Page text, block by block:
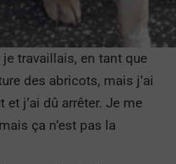
travaillais, en tant que
des abricots, mais j’ai
j’ai dû arrêter. Je me
ça n’est pas la